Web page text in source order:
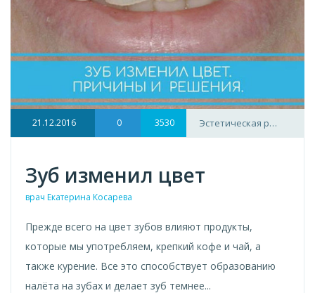
21.12.2016 0 3530 Эстетическая р…
Зуб изменил цвет
врач Екатерина Косарева
Прежде всего на цвет зубов влияют продукты,
которые мы употребляем, крепкий кофе и чай, а
также курение. Все это способствует образованию
налёта на зубах и делает зуб темнее...